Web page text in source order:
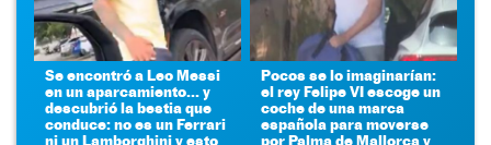
Se encontró a Leo Messi
en un aparcamiento... y
descubrió la bestia que
conduce: no es un Ferrari
ni un Lamborghini y esto
Pocos se lo imaginarían:
el rey Felipe VI escoge un
coche de una marca
española para moverse
por Palma de Mallorca y